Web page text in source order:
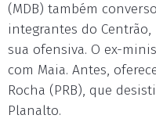
(MDB) também
integrantes do Centrão,
sua ofensiva. O ex-
com Maia. Antes,
Rocha (PRB), que
Planalto.